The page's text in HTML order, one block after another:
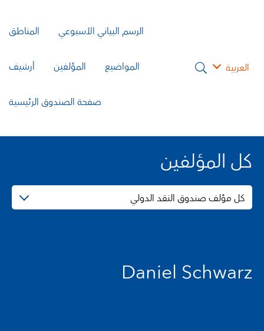
العربية
الرسم البياني الأسبوعي المناطق
المواضيع المؤلفين أرشيف
صفحة الصندوق الرئيسية
كل المؤلفين
كل مؤلف صندوق النقد الدولي
Daniel Schwarz